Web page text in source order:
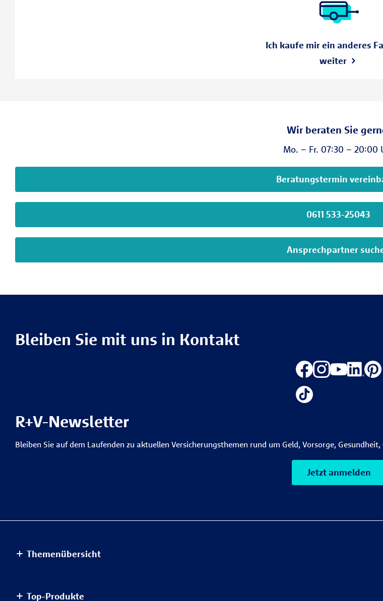
Ich kaufe mir ein anderes
weiter
Wir beraten Sie
Mo. – Fr. 07:30 – 20:00
Beratungstermin
0611 533-25043
Ansprechpartner
Bleiben Sie mit uns in Kontakt
R+V-Newsletter
Bleiben Sie auf dem Laufenden zu aktuellen Versicherungsthemen rund um Geld, Vorsorge,
Jetzt anmelden
Themenübersicht
Top-Produkte